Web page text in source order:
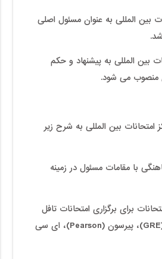
بین المللی به عنوان مسئول اصلی
بین المللی به پیشنهاد و حکم
منصوب می شود.
بین المللی به شرح زیر
با مقامات مسئول در زمینه
برای برگزاری امتحانات تافل
(TOEFL) جی آر ای (GRE)، پیرسون (Pearson)، ای سی